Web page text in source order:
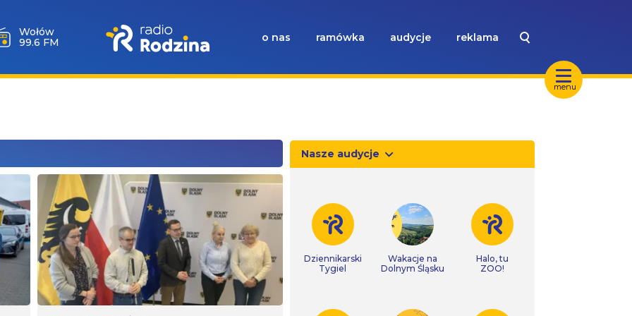
menu
Wołów
99.6 FM
o nas ramówka audycje reklama
Nasze audycje
Dziennikarski
Tygiel
Wakacje na
Dolnym Śląsku
Halo, tu
ZOO!